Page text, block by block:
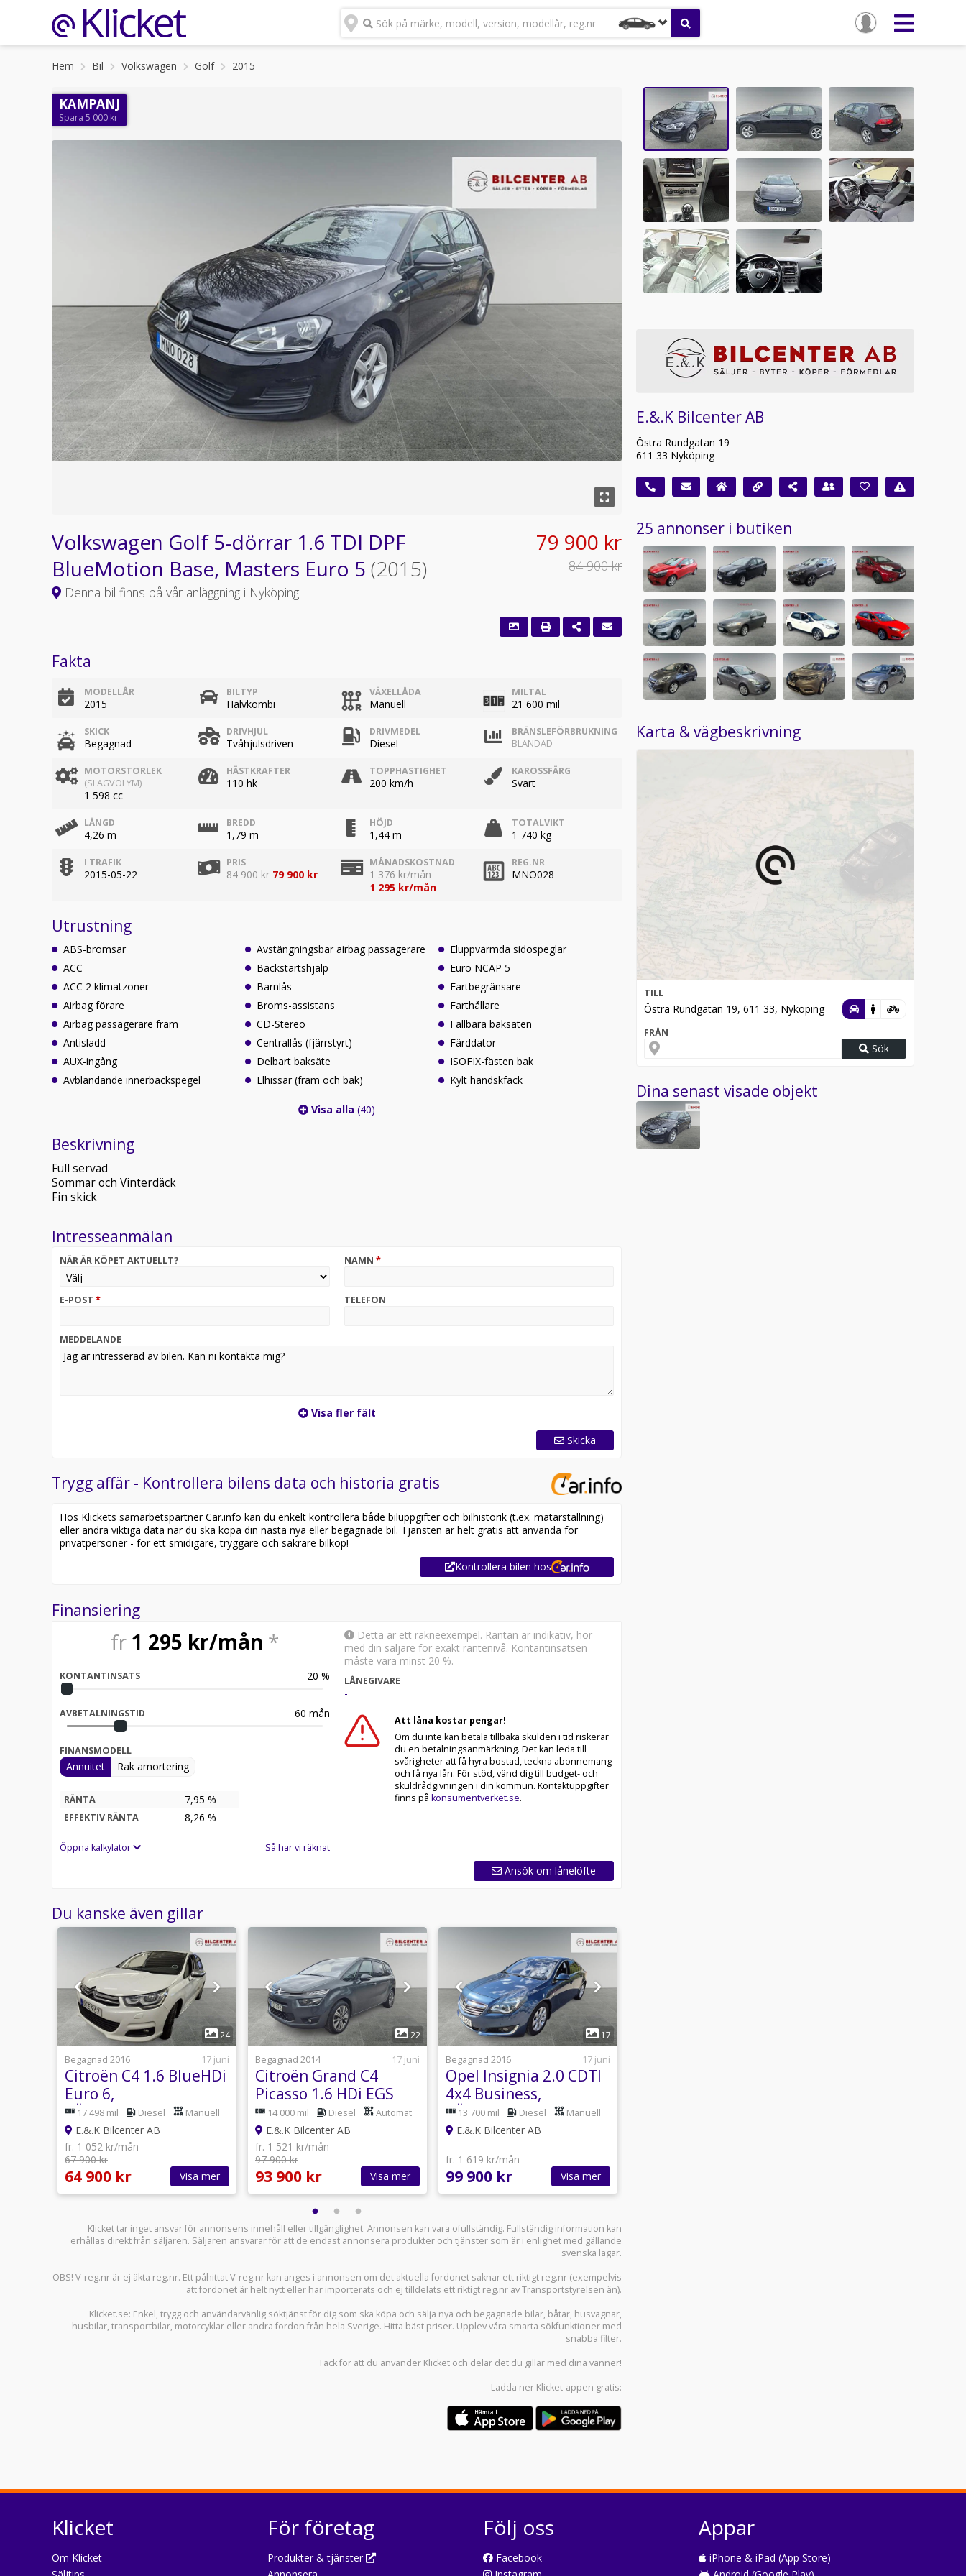
Sök på märke, modell, version, modellår, reg.nr
Hem Bil Volkswagen Golf 2015
KAMPANJ
Spara 5 000 kr
Volkswagen Golf 5-dörrar 1.6 TDI DPF
BlueMotion Base, Masters Euro 5 (2015)
Denna bil finns på vår anläggning i Nyköping
79 900 kr
84 900 kr
Fakta
MODELLÅR
2015
BILTYP
Halvkombi
VÄXELLÅDA
Manuell
MILTAL
21 600 mil
SKICK
Begagnad
DRIVHJUL
Tvåhjulsdriven
DRIVMEDEL
Diesel
BRÄNSLEFÖRBRUKNING
BLANDAD
MOTORSTORLEK
(SLAGVOLYM)
1 598 cc
HÄSTKRAFTER
110 hk
TOPPHASTIGHET
200 km/h
KAROSSFÄRG
Svart
LÄNGD
4,26 m
BREDD
1,79 m
HÖJD
1,44 m
TOTALVIKT
1 740 kg
I TRAFIK
2015-05-22
PRIS
84 900 kr 79 900 kr
MÅNADSKOSTNAD
1 376 kr/mån
1 295 kr/mån
REG.NR
MNO028
Utrustning
ABS-bromsar
ACC
ACC 2 klimatzoner
Airbag förare
Airbag passagerare fram
Antisladd
AUX-ingång
Avbländande innerbackspegel
Avstängningsbar airbag passagerare
Backstartshjälp
Barnlås
Broms-assistans
CD-Stereo
Centrallås (fjärrstyrt)
Delbart baksäte
Elhissar (fram och bak)
Eluppvärmda sidospeglar
Euro NCAP 5
Fartbegränsare
Farthållare
Fällbara baksäten
Färddator
ISOFIX-fästen bak
Kylt handskfack
Visa alla(40)
Beskrivning
Full servad
Sommar och Vinterdäck
Fin skick
Intresseanmälan
NÄR ÄR KÖPET AKTUELLT? NAMN *
E-POST * TELEFON
MEDDELANDE
Visa fler fält
Skicka
Trygg affär - Kontrollera bilens data och historia gratis
Hos Klickets samarbetspartner Car.info kan du enkelt kontrollera både biluppgifter och bilhistorik (t.ex. mätarställning)
eller andra viktiga data när du ska köpa din nästa nya eller begagnade bil. Tjänsten är helt gratis att använda för
privatpersoner - för ett smidigare, tryggare och säkrare bilköp!
Kontrollera bilen hos
Finansiering
fr 1 295 kr/mån *
KONTANTINSATS 20 %
AVBETALNINGSTID 60 mån
FINANSMODELL
Annuitet Rak amortering
RÄNTA 7,95 %
EFFEKTIV RÄNTA 8,26 %
Öppna kalkylator Så har vi räknat
Detta är ett räkneexempel. Räntan är indikativ, hör
med din säljare för exakt räntenivå. Kontantinsatsen
måste vara minst 20 %.
LÅNEGIVARE
-
Att låna kostar pengar!
Om du inte kan betala tillbaka skulden i tid riskerar
du en betalningsanmärkning. Det kan leda till
svårigheter att få hyra bostad, teckna abonnemang
och få nya lån. För stöd, vänd dig till budget- och
skuldrådgivningen i din kommun. Kontaktuppgifter
finns på konsumentverket.se.
Ansök om lånelöfte
Du kanske även gillar
1
24
Begagnad 2016
17 juni
Citroën C4 1.6 BlueHDi
Euro 6,
RÄNTEKAMPANJ 3,45
%
17 498 mil Diesel Manuell
E.&.K Bilcenter AB
fr. 1 052 kr/mån
67 900 kr
64 900 kr Visa mer
1
22
Begagnad 2014
17 juni
Citroën Grand C4
Picasso 1.6 HDi EGS
Euro 5,
RÄNTEKAMPANJ 3,45
%
14 000 mil Diesel Automat
E.&.K Bilcenter AB
fr. 1 521 kr/mån
97 900 kr
93 900 kr Visa mer
1
17
Begagnad 2016
17 juni
Opel Insignia 2.0 CDTI
4x4 Business,
RÄNTEKAMPANJ 3,45
%
13 700 mil Diesel Manuell
E.&.K Bilcenter AB
fr. 1 619 kr/mån
99 900 kr Visa mer
Klicket tar inget ansvar för annonsens innehåll eller tillgänglighet. Annonsen kan vara ofullständig. Fullständig information kan
erhållas direkt från säljaren. Säljaren ansvarar för att de endast annonsera produkter och tjänster som är i enlighet med gällande
svenska lagar.
OBS! V-reg.nr är ej äkta reg.nr. Ett påhittat V-reg.nr kan anges i annonsen om det aktuella fordonet saknar ett riktigt reg.nr (exempelvis
att fordonet är helt nytt eller har importerats och ej tilldelats ett riktigt reg.nr av Transportstyrelsen än).
Klicket.se: Enkel, trygg och användarvänlig söktjänst för dig som ska köpa och sälja nya och begagnade bilar, båtar, husvagnar,
husbilar,transportbilar, motorcyklar eller andra fordon från hela Sverige. Hitta bäst priser. Upplev våra smarta sökfunktioner med
snabba filter.
Tack för att du använder Klicket och delar det du gillar med dina vänner!
Ladda ner Klicket-appen gratis:
E.&.K Bilcenter AB
Östra Rundgatan 19
611 33 Nyköping
25 annonser i butiken
Karta & vägbeskrivning
TILL
Östra Rundgatan 19, 611 33, Nyköping
FRÅN
Sök
Dina senast visade objekt
Klicket
Om Klicket
För företag
Produkter & tjänster
Följ oss
Facebook
Appar
iPhone & iPad (App Store)